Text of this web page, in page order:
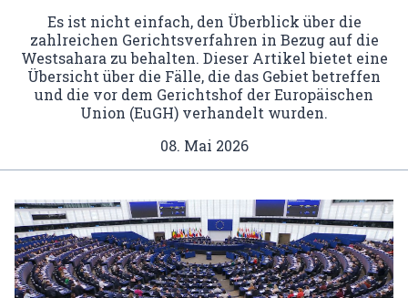
Es ist nicht einfach, den Überblick über die
zahlreichen Gerichtsverfahren in Bezug auf die
Westsahara zu behalten. Dieser Artikel bietet eine
Übersicht über die Fälle, die das Gebiet betreffen
und die vor dem Gerichtshof der Europäischen
Union (EuGH) verhandelt wurden.
08. Mai 2026